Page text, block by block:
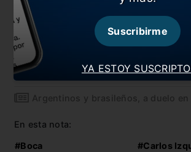
También te puede interesar
“Me gusta definir en La Bombonera”
Dos apellidos, un solo lugar
El sueño Superclásico, sólo en la
Argentinos y brasileños, a duelo
En esta nota:
#Boca #Carlos
YA ESTOY
Suscribirme